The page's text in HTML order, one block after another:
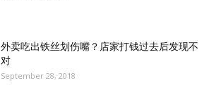
外卖吃出铁丝划伤嘴？店家打钱过去后发现不
对
September 28, 2018